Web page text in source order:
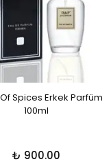
Spices Erkek Parfüm
100ml
₺ 900.00